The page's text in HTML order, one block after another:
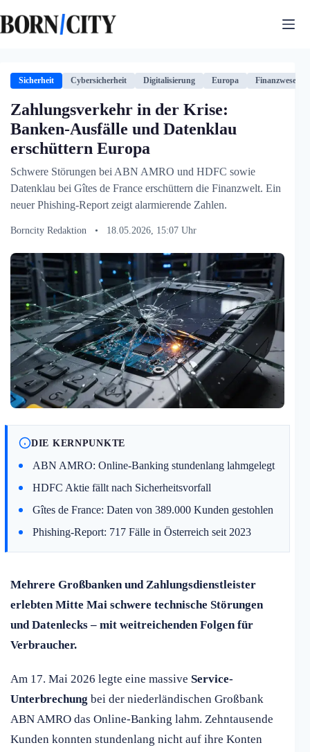
Inhalt
springen
Sicherheit Cybersicherheit Digitalisierung Europa Finanzwesen
Zahlungsverkehr in der Krise:
Banken-Ausfälle und Datenklau
erschüttern Europa
Schwere Störungen bei ABN AMRO und HDFC sowie
Datenklau bei Gîtes de France erschüttern die Finanzwelt. Ein
neuer Phishing-Report zeigt alarmierende Zahlen.
Borncity Redaktion • 18.05.2026, 15:07 Uhr
DIE KERNPUNKTE
ABN AMRO: Online-Banking stundenlang lahmgelegt
HDFC Aktie fällt nach Sicherheitsvorfall
Gîtes de France: Daten von 389.000 Kunden gestohlen
Phishing-Report: 717 Fälle in Österreich seit 2023
Mehrere Großbanken und Zahlungsdienstleister
erlebten Mitte Mai schwere technische Störungen
und Datenlecks – mit weitreichenden Folgen für
Verbraucher.
Am 17. Mai 2026 legte eine massive Service-
Unterbrechung bei der niederländischen Großbank
ABN AMRO das Online-Banking lahm. Zehntausende
Kunden konnten stundenlang nicht auf ihre Konten